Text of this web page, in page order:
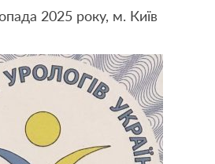
2025 року, м. Київ